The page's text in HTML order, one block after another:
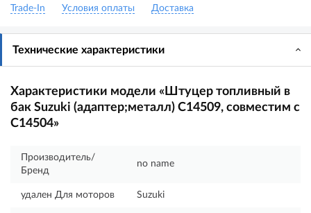
Trade-In Условия оплаты Доставка
Технические характеристики
Характеристики модели «Штуцер топливный в
бак Suzuki (адаптер;металл) C14509, совместим с
C14504»
Производитель/
Бренд
no name
удален Для моторов Suzuki